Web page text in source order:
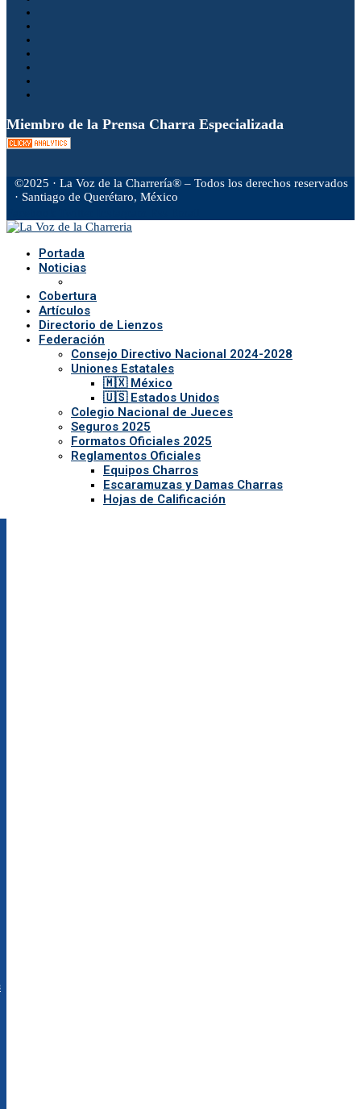
Miembro de la Prensa Charra Especializada
©2025 · La Voz de la Charrería® – Todos los derechos reservados
· Santiago de Querétaro, México
Portada
Noticias
Cobertura
Artículos
Directorio de Lienzos
Federación
Consejo Directivo Nacional 2024-2028
Uniones Estatales
🇲🇽 México
🇺🇸 Estados Unidos
Colegio Nacional de Jueces
Seguros 2025
Formatos Oficiales 2025
Reglamentos Oficiales
Equipos Charros
Escaramuzas y Damas Charras
Hojas de Calificación